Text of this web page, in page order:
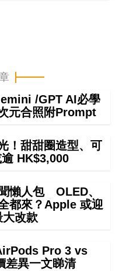
/GPT AI必學
元合照附Prompt
！甜甜圈造型、可
HK$3,000
懶人包 OLED、
都來？Apple 或迎
大改款
Pro 3 vs
差異一文睇清